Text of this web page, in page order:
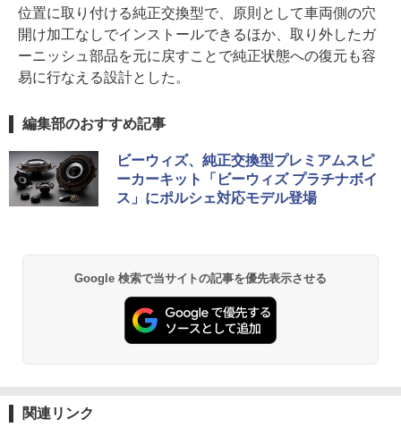
位置に取り付ける純正交換型で、原則として車両側の穴
開け加工なしでインストールできるほか、取り外したガ
ーニッシュ部品を元に戻すことで純正状態への復元も容
易に行なえる設計とした。
編集部のおすすめ記事
ビーウィズ、純正交換型プレミアムスピ
ーカーキット「ビーウィズ プラチナボイ
ス」にポルシェ対応モデル登場
Google 検索で当サイトの記事を優先表示させる
関連リンク